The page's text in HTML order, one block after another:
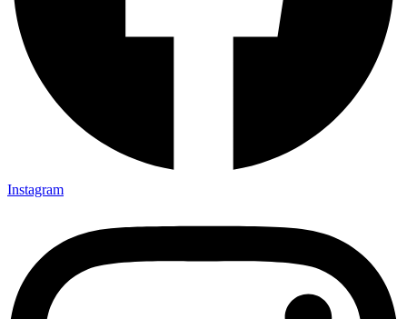
Instagram